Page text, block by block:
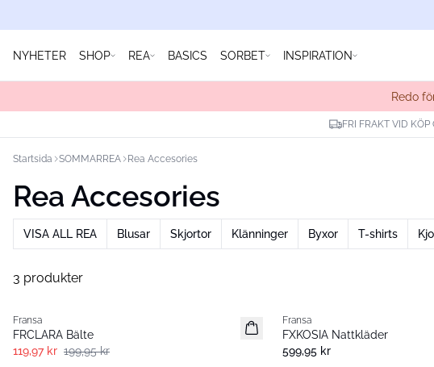
NYHETER SHOP REA BASICS SORBET INSPIRATION
Redo
FRI FRAKT VID KÖP
Startsida SOMMARREA Rea Accesories
Rea Accesories
VISA ALL REA Blusar Skjortor Klänninger Byxor T-shirts
3 produkter
Fransa
FRCLARA Bälte
119,97 kr 199,95 kr
Fransa
FXKOSIA Nattkläder
599,95 kr